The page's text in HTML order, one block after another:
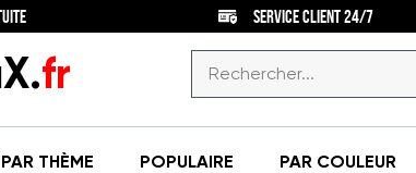
SERVICE CLIENT 24/7
fr
PAR THÈME POPULAIRE PAR COULEUR